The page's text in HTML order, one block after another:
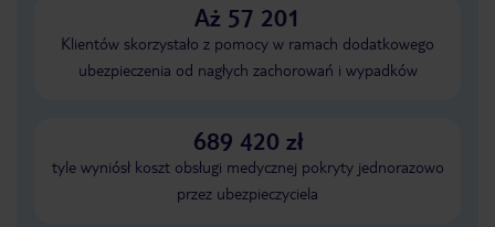
Aż 57 201
Klientów skorzystało z pomocy w ramach dodatkowego
ubezpieczenia od nagłych zachorowań i wypadków
689 420 zł
tyle wyniósł koszt obsługi medycznej pokryty jednorazowo
przez ubezpieczyciela